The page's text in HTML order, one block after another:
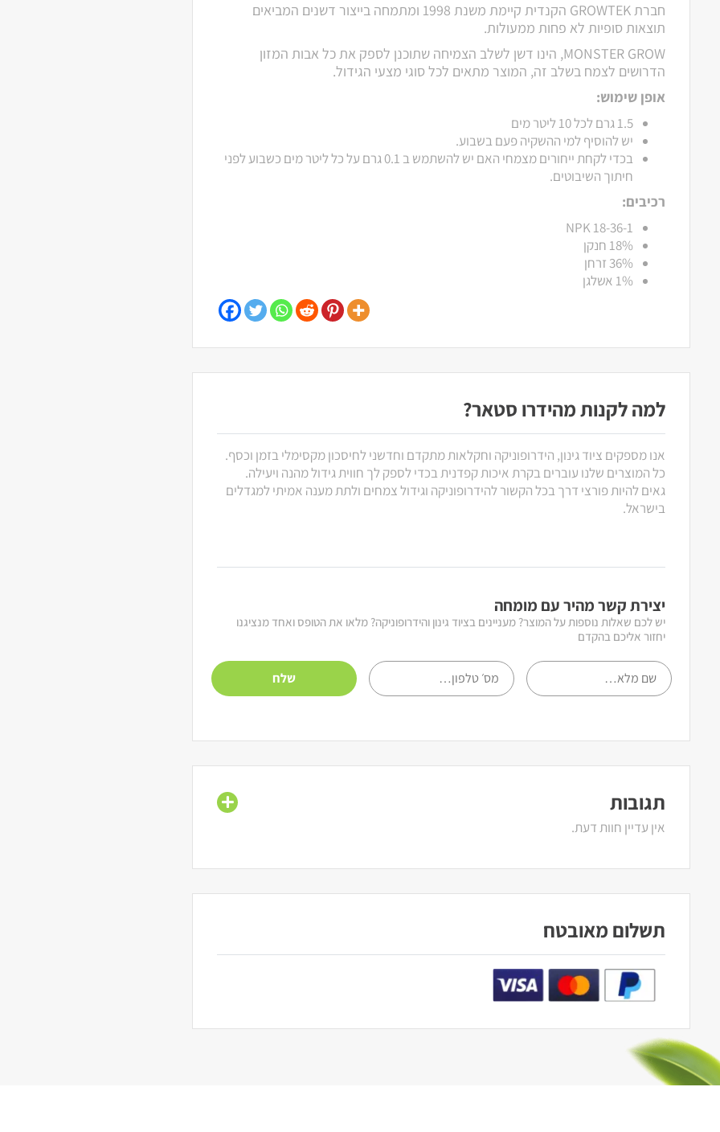
חברת GROWTEK הקנדית קיימת משנת 1998 ומתמחה בייצור דשנים המביאים
תוצאות סופיות לא פחות ממעולות.
MONSTER GROW, הינו דשן לשלב הצמיחה שתוכנן לספק את כל אבות המזון
הדרושים לצמח בשלב זה, המוצר מתאים לכל סוגי מצעי הגידול.
אופן שימוש:
1.5 גרם לכל 10 ליטר מים
יש להוסיף למי ההשקיה פעם בשבוע.
בכדי לקחת ייחורים מצמחי האם
יש להשתמש ב 0.1 גרם על כל ליטר מים כשבוע לפני
חיתוך השיבוטים.
רכיבים:
NPK 18-36-1
18% חנקן
36% זרחן
1% אשלגן
למה לקנות מהידרו סטאר?
אנו מספקים ציוד גינון, הידרופוניקה וחקלאות מתקדם וחדשני לחיסכון מקסימלי בזמן וכסף.
כל המוצרים שלנו עוברים בקרת איכות קפדנית בכדי לספק לך חווית גידול מהנה ויעילה.
גאים להיות פורצי דרך בכל הקשור להידרופוניקה וגידול צמחים ולתת מענה אמיתי למגדלים
בישראל.
יצירת קשר מהיר עם מומחה
יש לכם שאלות נוספות על המוצר? מעניינים בציוד גינון והידרופוניקה? מלאו את הטופס ואחד מנציגנו
יחזור אליכם בהקדם
תגובות
אין עדיין חוות דעת.
תשלום מאובטח